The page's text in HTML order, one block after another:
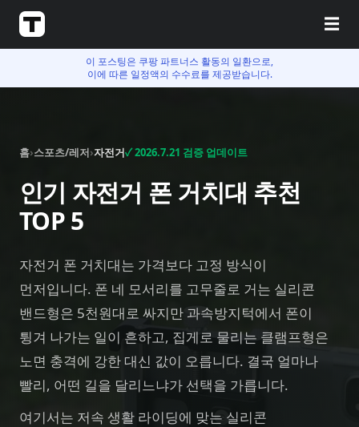
☰
이 포스팅은 쿠팡 파트너스 활동의 일환으로,
이에 따른 일정액의 수수료를 제공받습니다.
홈›스포츠/레저›자전거✓2026.7.21 검증 업데이트
인기 자전거 폰 거치대 추천
TOP 5
자전거 폰 거치대는 가격보다 고정 방식이
먼저입니다. 폰 네 모서리를 고무줄로 거는 실리콘
밴드형은 5천원대로 싸지만 과속방지턱에서 폰이
튕겨 나가는 일이 흔하고, 집게로 물리는 클램프형은
노면 충격에 강한 대신 값이 오릅니다. 결국 얼마나
빨리, 어떤 길을 달리느냐가 선택을 가릅니다.
여기서는 저속 생활 라이딩에 맞는 실리콘